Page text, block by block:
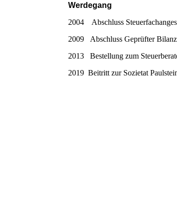
Werdegang
2004 Abschluss
2009 Abschluss Geprüfter
2013 Bestellung zum
2019 Beitritt zur Sozietat